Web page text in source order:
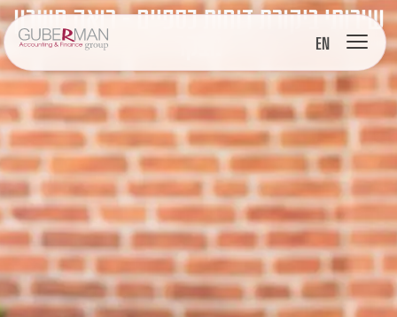
EN
שירותי ביקורת דוחות כספיים – רואה חשבון